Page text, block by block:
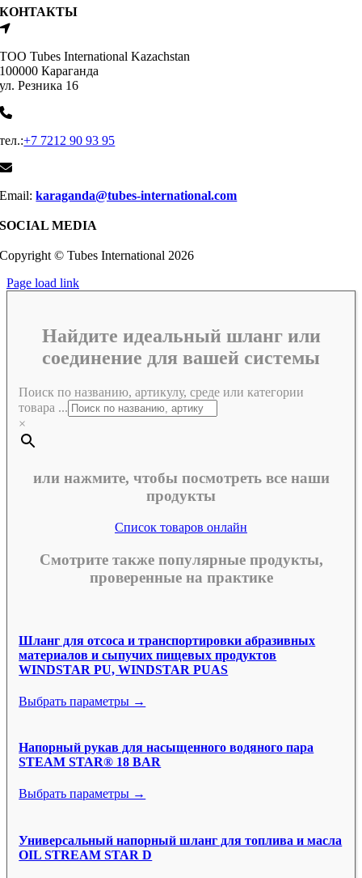
КОНТАКТЫ
ТОО Tubes International Kazachstan
100000 Караганда
ул. Резника 16
тел.:+7 7212 90 93 95
Email:karaganda@tubes-international.com
SOCIAL MEDIA
Copyright © Tubes International 2026
Page load link
Найдите идеальный шланг или
соединение для вашей системы
Поиск по названию, артикулу, среде или категории
товара ...
×
или нажмите, чтобы посмотреть все наши
продукты
Список товаров онлайн
Смотрите также популярные продукты,
проверенные на практике
Шланг для отсоса и транспортировки абразивных
материалов и сыпучих пищевых продуктов
WINDSTAR PU, WINDSTAR PUAS
Выбрать параметры →
Напорный рукав для насыщенного водяного пара
STEAM STAR® 18 BAR
Выбрать параметры →
Универсальный напорный шланг для топлива и масла
OIL STREAM STAR D